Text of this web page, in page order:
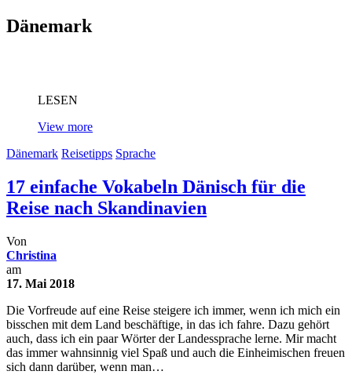
Dänemark
LESEN
View more
Dänemark Reisetipps Sprache
17 einfache Vokabeln Dänisch für die
Reise nach Skandinavien
Von
Christina
am
17. Mai 2018
Die Vorfreude auf eine Reise steigere ich immer, wenn ich mich ein
bisschen mit dem Land beschäftige, in das ich fahre. Dazu gehört
auch, dass ich ein paar Wörter der Landessprache lerne. Mir macht
das immer wahnsinnig viel Spaß und auch die Einheimischen freuen
sich dann darüber, wenn man…